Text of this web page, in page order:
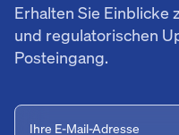
Erhalten Sie Einblicke
und regulatorischen
Posteingang.